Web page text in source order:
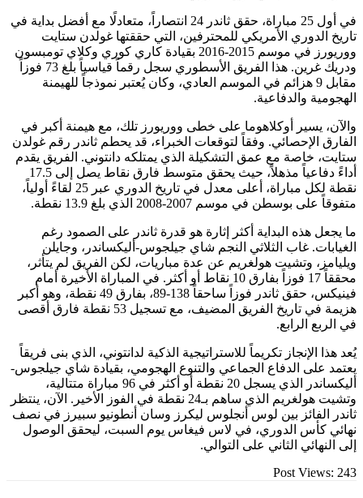
في أول 25 مباراة، حقق ثاندر 24 انتصاراً، متعادلًا مع أفضل بداية في
الأمريكي للمحترفين، التي حققتها غولدن ستايت
ووريورز في موسم 2015-2016 بقيادة كاري كوري وكلاي تومبسون
ودريك غرين. هذا الفريق الأسطوري سجل رقماً قياسياً بلغ 73 فوزاً
مقابل 9 هزائم في الموسم العادي، وكان يُعتبر نموذجاً للهيمنة
والدفاعية.
يسير أوكلاهوما على خطى ووريورز تلك، مع هيمنة أكبر في
الإحصائي. وفقاً لتوقعات الخبراء، قد يحطم ثاندر رقم غولدن
خاصة مع عمق التشكيلة الذي يمتلكه دانتوني. الفريق يقدم
أداءً دفاعياً مذهلاً، حيث يحقق متوسط فارق نقاط يصل إلى 17.5
نقطة لكل مباراة، أعلى معدل في تاريخ الدوري عبر 25 لقاءً أولياً،
في موسم 2007-2008 الذي بلغ 13.9 نقطة.
هذه البداية أكثر إثارة هو قدرة ثاندر على الصمود رغم
غاب الثلاثي النجم شاي جيلجوس-أليكساندر، وجايلن
وتشيت هولغريم عن عدة مباريات، لكن الفريق لم يتأثر،
محققاً 17 فوزاً بفارق 10 نقاط أو أكثر. في المباراة الأخيرة أمام
فينيكس، حقق ثاندر فوزاً ساحقاً 138-89، بفارق 49 نقطة، وهو أكبر
هزيمة في تاريخ الفريق المضيف، مع تسجيل 53 نقطة فارق أقصى
الرابع.
تكريماً للاستراتيجية الذكية لدانتوني، الذي بنى فريقاً
الدفاع الجماعي والتنوع الهجومي، بقيادة شاي جيلجوس-
أليكساندر الذي يسجل 20 نقطة أو أكثر في 96 مباراة متتالية،
وتشيت هولغريم الذي ساهم بـ24 نقطة في الفوز الأخير. الآن، ينتظر
بين لوس أنجلوس ليكرز وسان أنطونيو سبيرز في نصف
الدوري، في لاس فيغاس يوم السبت، ليحقق الوصول
الثاني على التوالي.
Post